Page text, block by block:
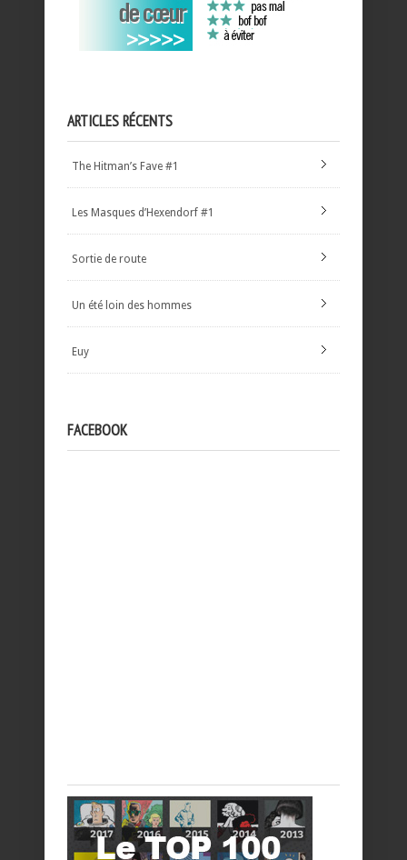
ARTICLES RÉCENTS
The Hitman’s Fave #1
Les Masques d’Hexendorf #1
Sortie de route
Un été loin des hommes
Euy
FACEBOOK